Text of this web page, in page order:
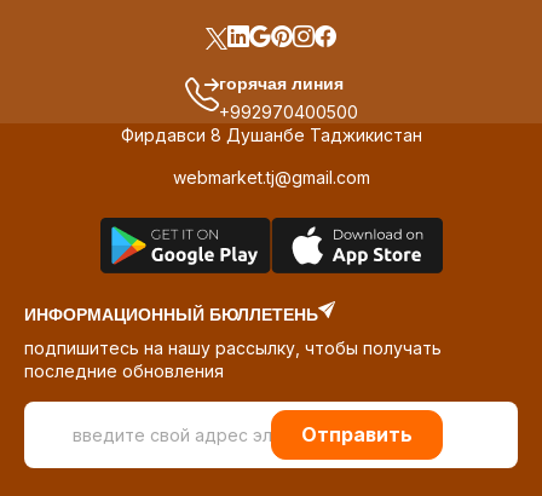
горячая линия
+992970400500
Фирдавси 8 Душанбе Таджикистан
webmarket.tj@gmail.com
ИНФОРМАЦИОННЫЙ БЮЛЛЕТЕНЬ
подпишитесь на нашу рассылку, чтобы получать
последние обновления
Отправить